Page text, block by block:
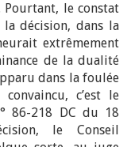
Pourtant, le constat
décision, dans la
extrêmement
de la dualité
dans la foulée
c’est le
86-218 DC du 18
le Conseil